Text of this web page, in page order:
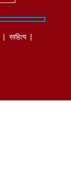
साहित्‍य